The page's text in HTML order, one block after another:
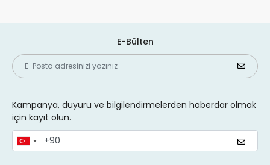
E-Bülten
Kampanya, duyuru ve bilgilendirmelerden haberdar olmak
için kayıt olun.